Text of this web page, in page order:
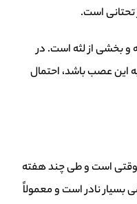
تحتانی است.
بخشی از لثه است. در
این عصب باشد، احتمال
است و طی چند هفته
نادر است و معمولاً